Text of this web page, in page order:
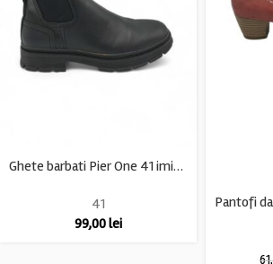
Ghete barbati Pier One 41 imitatie de piele , negru
41
99,00lei